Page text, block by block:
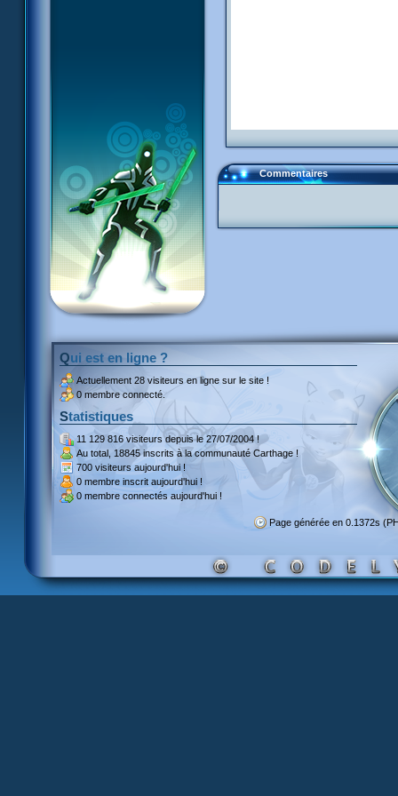
Commentaires
Qui est en ligne ?
Actuellement 28 visiteurs en ligne sur le site !
0 membre connecté.
Statistiques
11 129 816 visiteursdepuis le 27/07/2004 !
Au total, 18845 inscritsà la communauté Carthage !
700 visiteurs aujourd'hui !
0 membre inscrit aujourd'hui !
0 membre connectés aujourd'hui !
Page générée en 0.1372s